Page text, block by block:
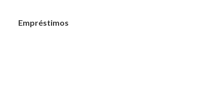
Empréstimos